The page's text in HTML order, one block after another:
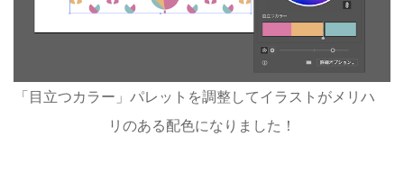
「目立つカラー」パレットを調整してイラストがメリハ
リのある配色になりました！